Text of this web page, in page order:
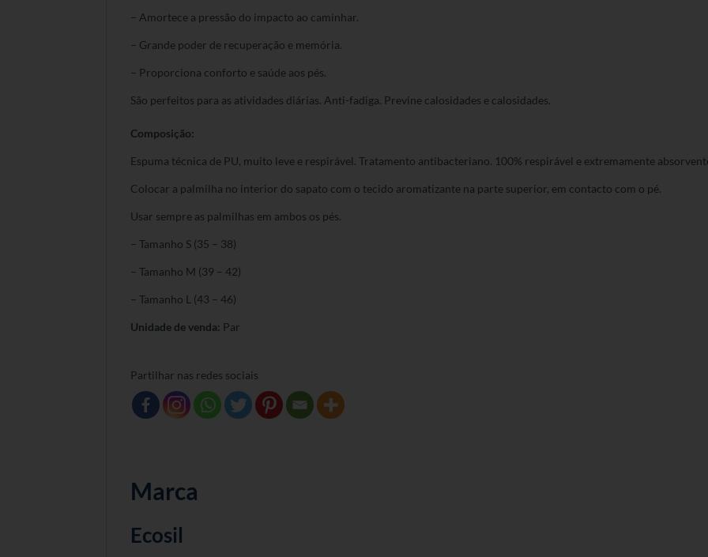
– Amortece a pressão do impacto ao caminhar.
– Grande poder de recuperação e memória.
– Proporciona conforto e saúde aos pés.
São perfeitos para as atividades diárias. Anti-fadiga. Previne calosidades e calosidades.
Composição:
Espuma técnica de PU, muito leve e respirável. Tratamento antibacteriano. 100% respirável e extremamente
Colocar a palmilha no interior do sapato com o tecido aromatizante na parte superior, em contacto com o pé.
Usar sempre as palmilhas em ambos os pés.
– Tamanho S (35 – 38)
– Tamanho M (39 – 42)
– Tamanho L (43 – 46)
Unidade de venda: Par
Partilhar nas redes sociais
Marca
Ecosil